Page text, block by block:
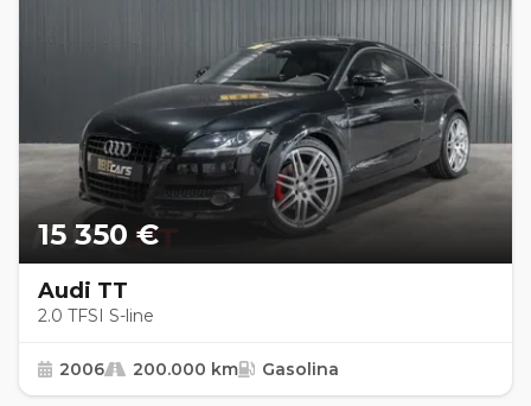
15 350 €
Audi TT
2.0 TFSI S-line
2006 200.000 km Gasolina